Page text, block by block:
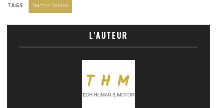
TAGS : Namco Bandaï
L'AUTEUR